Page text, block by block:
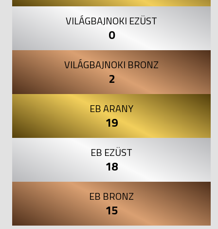
VILÁGBAJNOKI EZÜST
0
VILÁGBAJNOKI BRONZ
2
EB ARANY
19
EB EZÜST
18
EB BRONZ
15